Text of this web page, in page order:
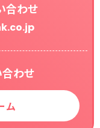
合わせ
わせ
ム